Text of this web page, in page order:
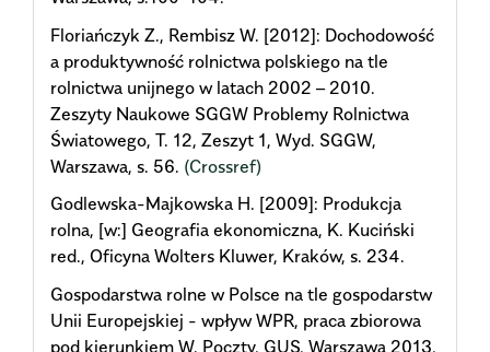
Floriańczyk Z., Rembisz W. [2012]: Dochodowość
a produktywność rolnictwa polskiego na tle
rolnictwa unijnego w latach 2002 – 2010.
Zeszyty Naukowe SGGW Problemy Rolnictwa
Światowego, T. 12, Zeszyt 1, Wyd. SGGW,
Warszawa, s. 56. (Crossref)
Godlewska-Majkowska H. [2009]: Produkcja
rolna, [w:] Geografia ekonomiczna, K. Kuciński
red., Oficyna Wolters Kluwer, Kraków, s. 234.
Gospodarstwa rolne w Polsce na tle gospodarstw
Unii Europejskiej - wpływ WPR, praca zbiorowa
pod kierunkiem W. Poczty, GUS, Warszawa 2013,